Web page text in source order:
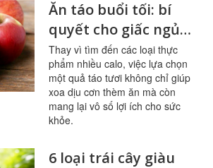
Ăn táo buổi tối: bí
quyết cho giấc ngủ
ngon, hệ tiêu hóa
khỏe mạnh
Thay vì tìm đến các loại thực
phẩm nhiều calo, việc lựa chọn
một quả táo tươi không chỉ giúp
xoa dịu cơn thèm ăn mà còn
mang lại vô số lợi ích cho sức
khỏe.
6 loại trái cây giàu